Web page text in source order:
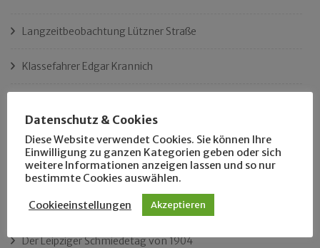
Langzeitbeobachtung Lützner Straße
Klassefahrer Edgar Krannich
Ist das Leipzigs längster Platz?
„Als Hobbyhistoriker bin ich in ganz Leipzig zu Hause“
Das neue Eutritzsch-Buch
Der Leipziger Schmiedetag von 1904
Datenschutz & Cookies
Diese Website verwendet Cookies. Sie können Ihre
Einwilligung zu ganzen Kategorien geben oder sich
weitere Informationen anzeigen lassen und so nur
bestimmte Cookies auswählen.
Cookieeinstellungen Akzeptieren